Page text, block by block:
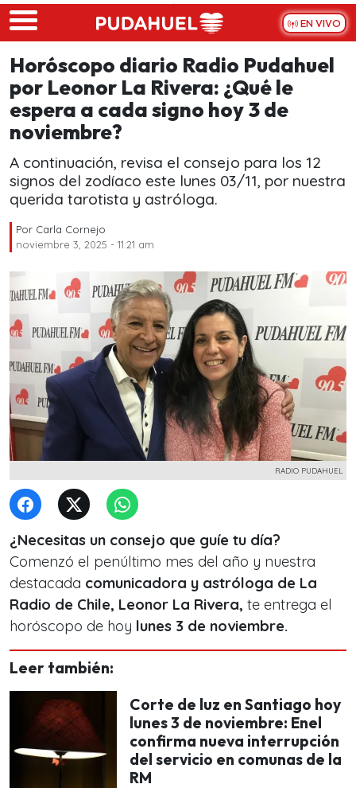
Skip to main content
EN VIVO
Horóscopo diario Radio Pudahuel
por Leonor La Rivera: ¿Qué le
espera a cada signo hoy 3 de
noviembre?
A continuación, revisa el consejo para los 12
signos del zodíaco este lunes 03/11, por nuestra
querida tarotista y astróloga.
Por Carla Cornejo
noviembre 3, 2025 - 11:21 am
RADIO PUDAHUEL
¿Necesitas un consejo que guíe tu día?
Comenzó el penúltimo mes del año y nuestra
destacada comunicadora y astróloga de La
Radio de Chile, Leonor La Rivera, te entrega el
horóscopo de hoy lunes 3 de noviembre.
Leer también:
Corte de luz en Santiago hoy
lunes 3 de noviembre: Enel
confirma nueva interrupción
del servicio en comunas de la
RM